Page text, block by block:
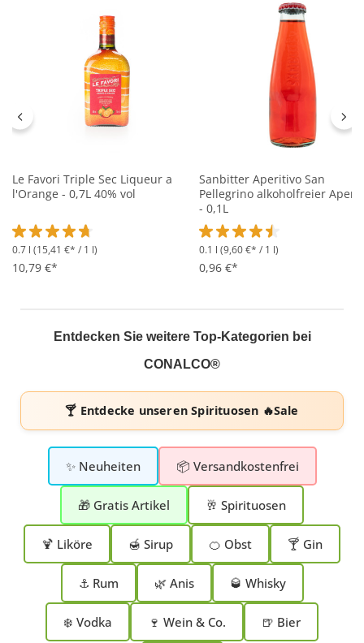
Le Favori Triple Sec Liqueur a
l'Orange - 0,7L 40% vol
Durchschnittliche Bewertung von 4.8 von 5 Sternen
0.7 l (15,41 €* / 1 l)
10,79 €*
Sanbitter Aperitivo San
Pellegrino alkoholfreier
- 0,1L
Durchschnittliche
0.1 l (9,60 €* / 1 l)
0,96 €*
Entdecken Sie weitere Top-Kategorien bei
CONALCO®
🍸 Entdecke unserenSpirituosen 🔥Sale
✨ Neuheiten 📦 Versandkostenfrei
🎁 Gratis Artikel 🥂 Spirituosen
🍹 Liköre 🍯 Sirup 🍊 Obst 🍸 Gin
⚓ Rum 🌿 Anis 🥃 Whisky
❄️ Vodka 🍷 Wein & Co. 🍺 Bier